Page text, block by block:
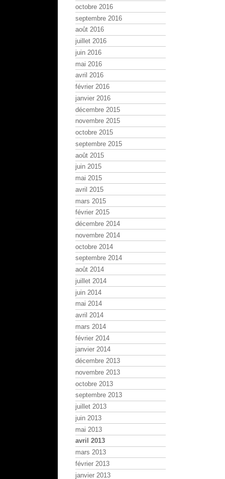
octobre 2016
septembre 2016
août 2016
juillet 2016
juin 2016
mai 2016
avril 2016
février 2016
janvier 2016
décembre 2015
novembre 2015
octobre 2015
septembre 2015
août 2015
juin 2015
mai 2015
avril 2015
mars 2015
février 2015
décembre 2014
novembre 2014
octobre 2014
septembre 2014
août 2014
juillet 2014
juin 2014
mai 2014
avril 2014
mars 2014
février 2014
janvier 2014
décembre 2013
novembre 2013
octobre 2013
septembre 2013
juillet 2013
juin 2013
mai 2013
avril 2013
mars 2013
février 2013
janvier 2013